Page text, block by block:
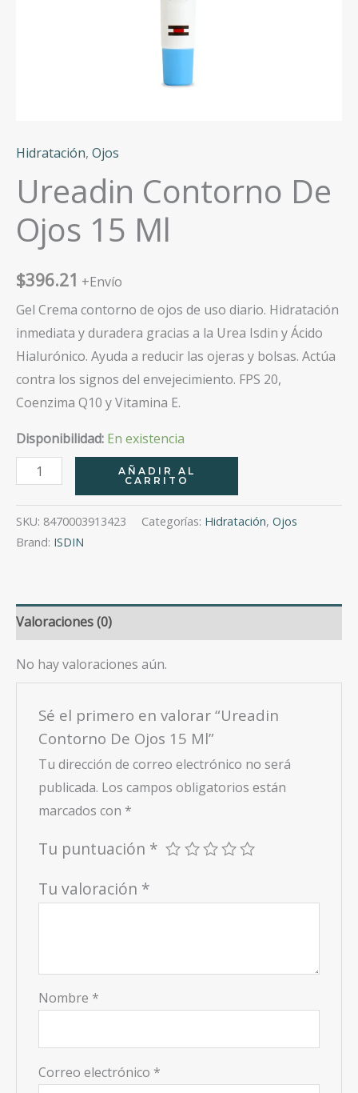
Hidratación, Ojos
Ureadin Contorno De
Ojos 15 Ml
$396.21 +Envío
Gel Crema contorno de ojos de uso diario. Hidratación
inmediata y duradera gracias a la Urea Isdin y Ácido
Hialurónico. Ayuda a reducir las ojeras y bolsas. Actúa
contra los signos del envejecimiento. FPS 20,
Coenzima Q10 y Vitamina E.
Disponibilidad: En existencia
Ureadin
Contorno
De
Ojos
cantidad
AÑADIR AL
CARRITO
SKU: 8470003913423 Categorías: Hidratación, Ojos
Brand: ISDIN
Valoraciones (0)
No hay valoraciones aún.
Sé el primero en valorar “Ureadin
Contorno De Ojos 15 Ml”
Tu dirección de correo electrónico no será
publicada. Los campos obligatorios están
marcados con *
Tu puntuación *
Tu valoración *
Nombre *
Correo electrónico *